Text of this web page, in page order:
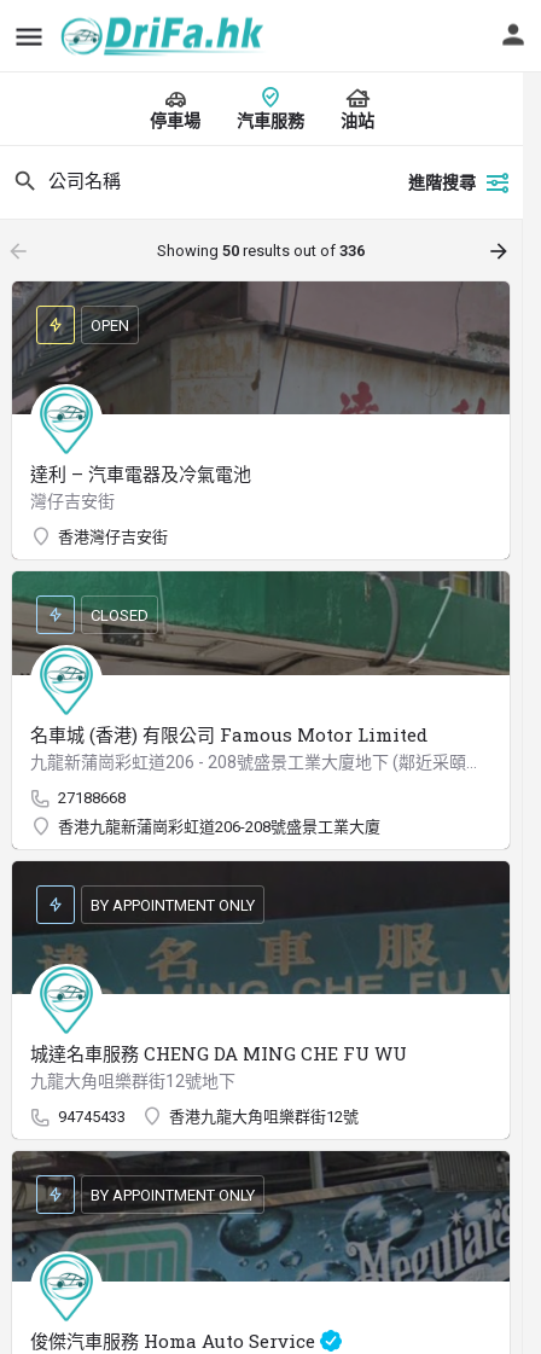
停車場 汽車服務 油站
進階搜尋
arrow_backward Showing 50 results out of 336 arrow_forward
達利 – 汽車電器及冷氣電池
灣仔吉安街
香港灣仔吉安街
OPEN
名車城 (香港) 有限公司 Famous Motor Limited
27188668
香港九龍新蒲崗彩虹道206-208號盛景工業大廈
CLOSED
城達名車服務 CHENG DA MING CHE FU WU
九龍大角咀樂群街12號地下
94745433 香港九龍大角咀樂群街12號
BY APPOINTMENT ONLY
俊傑汽車服務 Homa Auto Service
BY APPOINTMENT ONLY